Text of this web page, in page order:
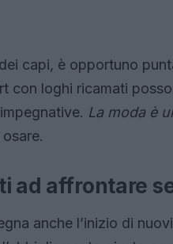
capi, è opportuno
con loghi ricamati
La moda è
ad affrontare
anche l’inizio di